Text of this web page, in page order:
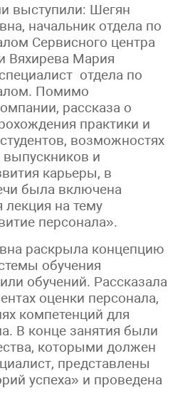
выступили: Шегян
начальник отдела по
Сервисного центра
Вяхирева Мария
отдела по
Помимо
рассказа о
практики и
возможностях
выпускников и
карьеры, в
была включена
лекция на тему
персонала».
раскрыла концепцию
обучения
обучений. Рассказала
оценки персонала,
компетенций для
В конце занятия были
которыми должен
представлены
успеха» и проведена